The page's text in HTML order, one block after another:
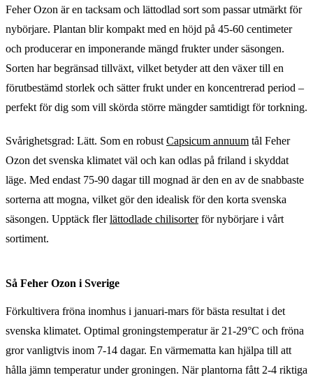
Feher Ozon är en tacksam och lättodlad sort som passar utmärkt för
nybörjare. Plantan blir kompakt med en höjd på 45-60 centimeter
och producerar en imponerande mängd frukter under säsongen.
Sorten har begränsad tillväxt, vilket betyder att den växer till en
förutbestämd storlek och sätter frukt under en koncentrerad period –
perfekt för dig som vill skörda större mängder samtidigt för torkning.
Svårighetsgrad: Lätt. Som en robust Capsicum annuum tål Feher
Ozon det svenska klimatet väl och kan odlas på friland i skyddat
läge. Med endast 75-90 dagar till mognad är den en av de snabbaste
sorterna att mogna, vilket gör den idealisk för den korta svenska
säsongen. Upptäck flerlättodlade chilisorterför nybörjare i vårt
sortiment.
Så Feher Ozon i Sverige
Förkultivera fröna inomhus i januari-mars för bästa resultat i det
svenska klimatet. Optimal groningstemperatur är 21-29°C och fröna
gror vanligtvis inom 7-14 dagar. En värmematta kan hjälpa till att
hålla jämn temperatur under groningen. När plantorna fått 2-4 riktiga